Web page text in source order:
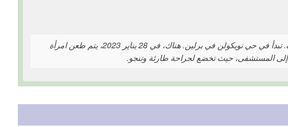
من المحتمل أن تكون هذه القصة عن عنف مرتبط بالشرف. تبدأ في حي نويكولن في برلين. هناك، في 28 يناير 2023، يتم طعن امرأة